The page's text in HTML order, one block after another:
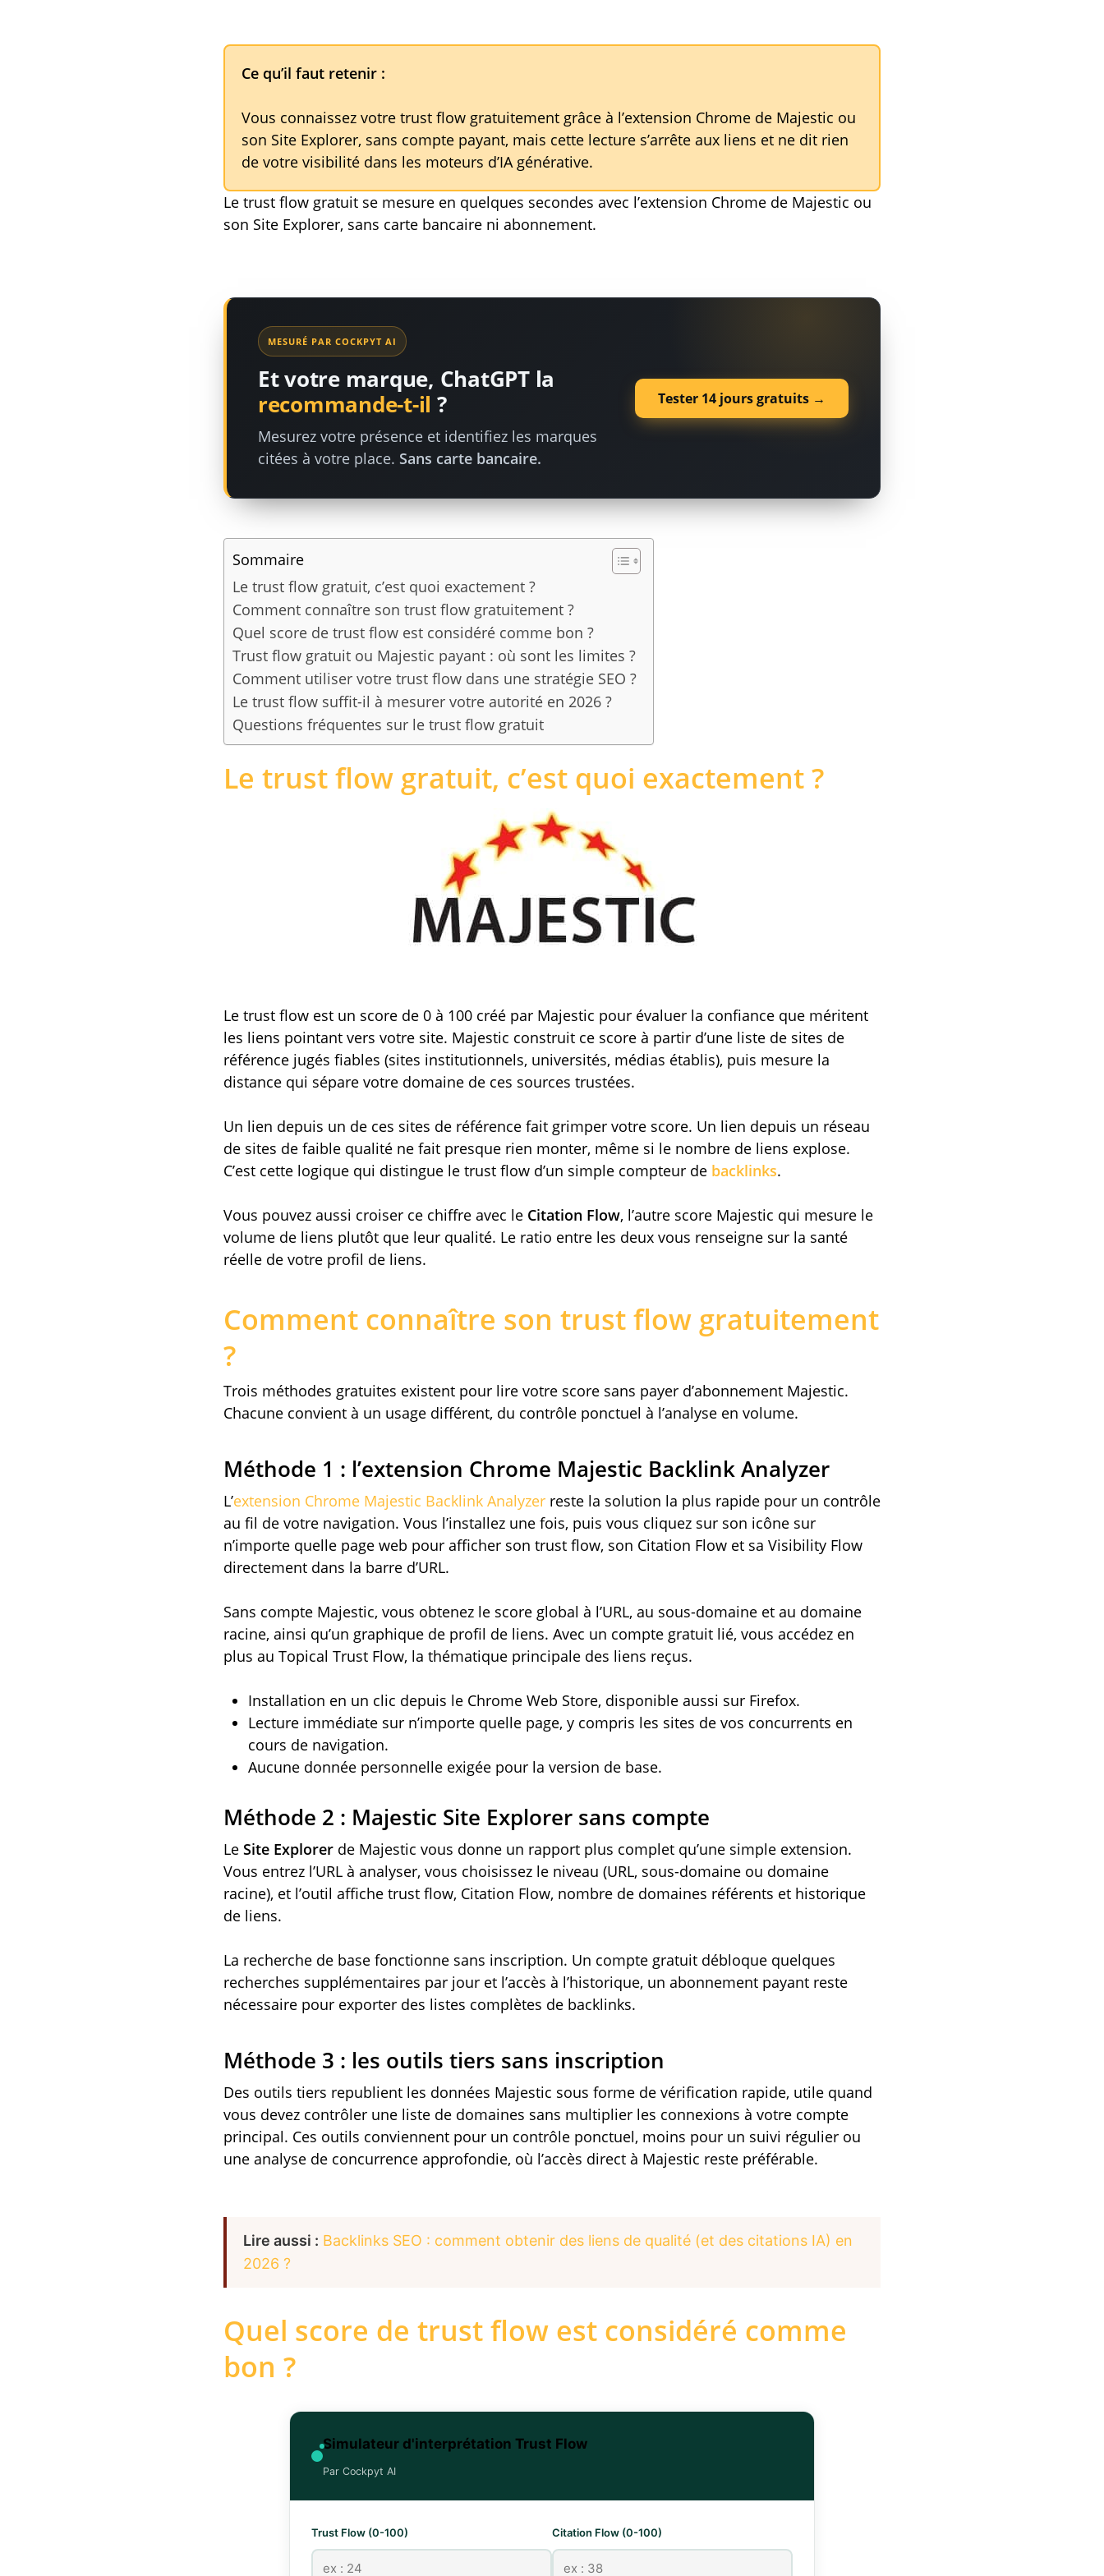
Ce qu’il faut retenir :
Vous connaissez votre trust flow gratuitement grâce à l’extension Chrome de Majestic ou
son Site Explorer, sans compte payant, mais cette lecture s’arrête aux liens et ne dit rien
de votre visibilité dans les moteurs d’IA générative.
Le trust flow gratuit se mesure en quelques secondes avec l’extension Chrome de Majestic ou
son Site Explorer, sans carte bancaire ni abonnement.
MESURÉ PAR COCKPYT AI
Et votre marque, ChatGPT la
recommande-t-il ?
Mesurez votre présence et identifiez les marques
citées à votre place. Sans carte bancaire.
Tester 14 jours gratuits →
Sommaire
Le trust flow gratuit, c’est quoi exactement ?
Comment connaître son trust flow gratuitement ?
Quel score de trust flow est considéré comme bon ?
Trust flow gratuit ou Majestic payant : où sont les limites ?
Comment utiliser votre trust flow dans une stratégie SEO ?
Le trust flow suffit-il à mesurer votre autorité en 2026 ?
Questions fréquentes sur le trust flow gratuit
Le trust flow gratuit, c’est quoi exactement ?
Le trust flow est un score de 0 à 100 créé par Majestic pour évaluer la confiance que méritent
les liens pointant vers votre site. Majestic construit ce score à partir d’une liste de sites de
référence jugés fiables (sites institutionnels, universités, médias établis), puis mesure la
distance qui sépare votre domaine de ces sources trustées.
Un lien depuis un de ces sites de référence fait grimper votre score. Un lien depuis un réseau
de sites de faible qualité ne fait presque rien monter, même si le nombre de liens explose.
C’est cette logique qui distingue le trust flow d’un simple compteur de backlinks.
Vous pouvez aussi croiser ce chiffre avec le Citation Flow, l’autre score Majestic qui mesure le
volume de liens plutôt que leur qualité. Le ratio entre les deux vous renseigne sur la santé
réelle de votre profil de liens.
Comment connaître son trust flow gratuitement
?
Trois méthodes gratuites existent pour lire votre score sans payer d’abonnement Majestic.
Chacune convient à un usage différent, du contrôle ponctuel à l’analyse en volume.
Méthode 1 : l’extension Chrome Majestic Backlink Analyzer
L’extension Chrome Majestic Backlink Analyzer reste la solution la plus rapide pour un contrôle
au fil de votre navigation. Vous l’installez une fois, puis vous cliquez sur son icône sur
n’importe quelle page web pour afficher son trust flow, son Citation Flow et sa Visibility Flow
directement dans la barre d’URL.
Sans compte Majestic, vous obtenez le score global à l’URL, au sous-domaine et au domaine
racine, ainsi qu’un graphique de profil de liens. Avec un compte gratuit lié, vous accédez en
plus au Topical Trust Flow, la thématique principale des liens reçus.
Installation en un clic depuis le Chrome Web Store, disponible aussi sur Firefox.
Lecture immédiate sur n’importe quelle page, y compris les sites de vos concurrents en
cours de navigation.
Aucune donnée personnelle exigée pour la version de base.
Méthode 2 : Majestic Site Explorer sans compte
Le Site Explorer de Majestic vous donne un rapport plus complet qu’une simple extension.
Vous entrez l’URL à analyser, vous choisissez le niveau (URL, sous-domaine ou domaine
racine), et l’outil affiche trust flow, Citation Flow, nombre de domaines référents et historique
de liens.
La recherche de base fonctionne sans inscription. Un compte gratuit débloque quelques
recherches supplémentaires par jour et l’accès à l’historique, un abonnement payant reste
nécessaire pour exporter des listes complètes de backlinks.
Méthode 3 : les outils tiers sans inscription
Des outils tiers republient les données Majestic sous forme de vérification rapide, utile quand
vous devez contrôler une liste de domaines sans multiplier les connexions à votre compte
principal. Ces outils conviennent pour un contrôle ponctuel, moins pour un suivi régulier ou
une analyse de concurrence approfondie, où l’accès direct à Majestic reste préférable.
Lire aussi : Backlinks SEO : comment obtenir des liens de qualité (et des citations IA) en
2026 ?
Quel score de trust flow est considéré comme
bon ?
Simulateur d'interprétation Trust Flow
Par Cockpyt AI
Trust Flow (0-100) Citation Flow (0-100)